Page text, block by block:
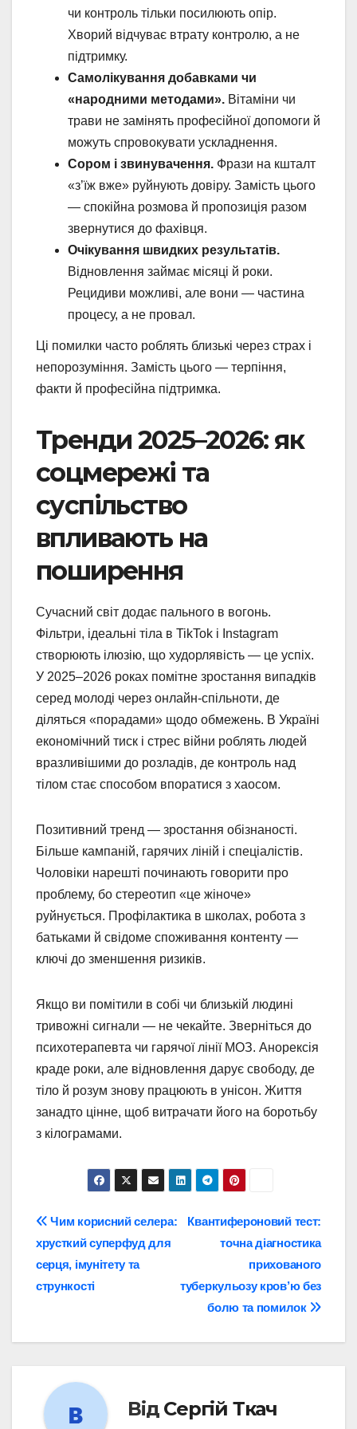
чи контроль тільки посилюють опір.
Хворий відчуває втрату контролю, а не
підтримку.
Самолікування добавками чи
«народними методами». Вітаміни чи
трави не замінять професійної допомоги й
можуть спровокувати ускладнення.
Сором і звинувачення. Фрази на кшталт
«з’їж вже» руйнують довіру. Замість цього
— спокійна розмова й пропозиція разом
звернутися до фахівця.
Очікування швидких результатів.
Відновлення займає місяці й роки.
Рецидиви можливі, але вони — частина
процесу, а не провал.
Ці помилки часто роблять близькі через страх і
непорозуміння. Замість цього — терпіння,
факти й професійна підтримка.
Тренди 2025–2026: як
соцмережі та
суспільство
впливають на
поширення
Сучасний світ додає пального в вогонь.
Фільтри, ідеальні тіла в TikTok і Instagram
створюють ілюзію, що худорлявість — це успіх.
У 2025–2026 роках помітне зростання випадків
серед молоді через онлайн-спільноти, де
діляться «порадами» щодо обмежень. В Україні
економічний тиск і стрес війни роблять людей
вразливішими до розладів, де контроль над
тілом стає способом впоратися з хаосом.
Позитивний тренд — зростання обізнаності.
Більше кампаній, гарячих ліній і спеціалістів.
Чоловіки нарешті починають говорити про
проблему, бо стереотип «це жіноче»
руйнується. Профілактика в школах, робота з
батьками й свідоме споживання контенту —
ключі до зменшення ризиків.
Якщо ви помітили в собі чи близькій людині
тривожні сигнали — не чекайте. Зверніться до
психотерапевта чи гарячої лінії МОЗ. Анорексія
краде роки, але відновлення дарує свободу, де
тіло й розум знову працюють в унісон. Життя
занадто цінне, щоб витрачати його на боротьбу
з кілограмами.
Навігація
записів
Квантифероновий тест:
точна діагностика
прихованого
туберкульозу кров’ю без
болю та помилок
Чим корисний селера:
хрусткий суперфуд для
серця, імунітету та
стрункості
Від Сергій Ткач